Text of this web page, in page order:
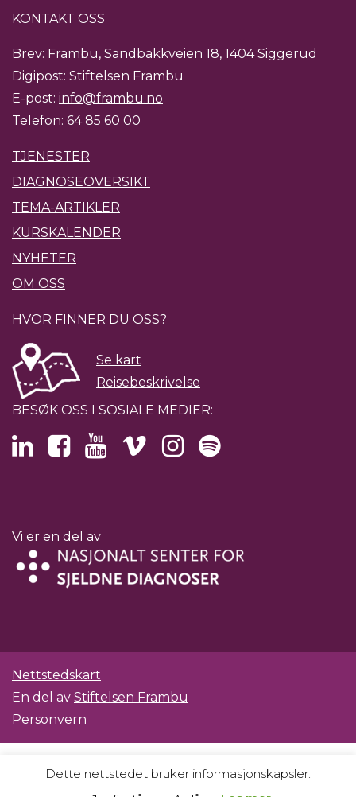
KONTAKT OSS
Brev: Frambu, Sandbakkveien 18, 1404 Siggerud
Digipost: Stiftelsen Frambu
E-post: info@frambu.no
Telefon: 64 85 60 00
TJENESTER
DIAGNOSEOVERSIKT
TEMA-ARTIKLER
KURSKALENDER
NYHETER
OM OSS
HVOR FINNER DU OSS?
Se kart
Reisebeskrivelse
BESØK OSS I SOSIALE MEDIER:
Vi er en del av
Nettstedskart
En del av Stiftelsen Frambu
Personvern
Dette nettstedet bruker informasjonskapsler.